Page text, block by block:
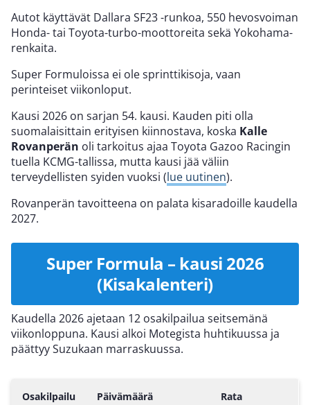
Autot käyttävät Dallara SF23 -runkoa, 550 hevosvoiman
Honda- tai Toyota-turbo-moottoreita sekä Yokohama-
renkaita.
Super Formuloissa ei ole sprinttikisoja, vaan
perinteiset viikonloput.
Kausi 2026 on sarjan 54. kausi. Kauden piti olla
suomalaisittain erityisen kiinnostava, koska Kalle
Rovanperän oli tarkoitus ajaa Toyota Gazoo Racingin
tuella KCMG-tallissa, mutta kausi jää väliin
terveydellisten syiden vuoksi (lue uutinen).
Rovanperän tavoitteena on palata kisaradoille kaudella
2027.
Super Formula – kausi 2026
(Kisakalenteri)
Kaudella 2026 ajetaan 12 osakilpailua seitsemänä
viikonloppuna. Kausi alkoi Motegista huhtikuussa ja
päättyy Suzukaan marraskuussa.
Osakilpailu Päivämäärä Rata